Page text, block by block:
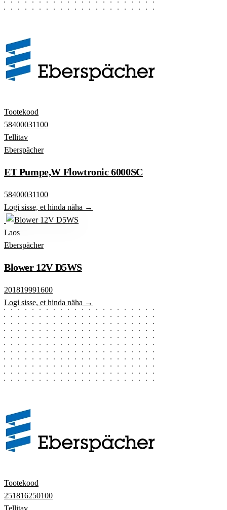
Tootekood
58400031100
Tellitav
Eberspächer
ET Pumpe,W Flowtronic 6000SC
58400031100
Logi sisse, et hinda näha →
Laos
Eberspächer
Blower 12V D5WS
201819991600
Logi sisse, et hinda näha →
Tootekood
251816250100
Tellitav